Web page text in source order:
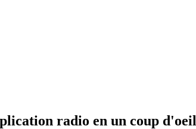
radio en un coup d'oeil